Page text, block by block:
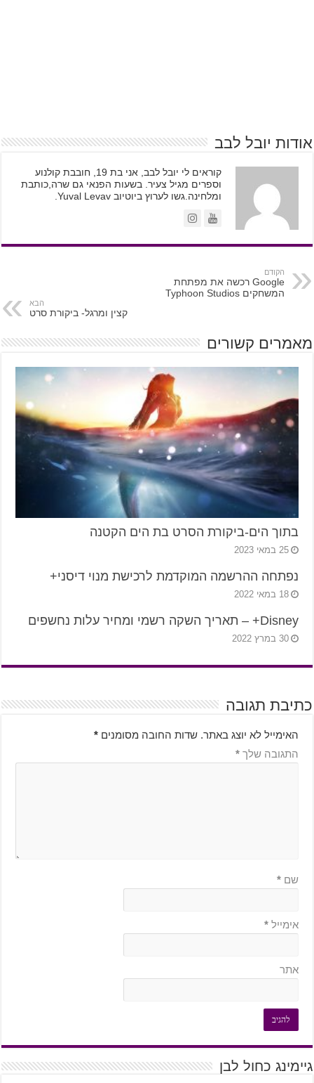
אודות יובל לבב
קוראים לי יובל לבב, אני בת 19, חובבת קולנוע
וספרים מגיל צעיר. בשעות הפנאי גם שרה,כותבת
ומלחינה.גשו לערוץ ביוטיוב Yuval Levav.
הקודם
Google רכשה את מפתחת
המשחקים Typhoon Studios
הבא
קצין ומרגל- ביקורת סרט
מאמרים קשורים
בתוך הים-ביקורת הסרט בת הים הקטנה
25 במאי 2023
נפתחה ההרשמה המוקדמת לרכישת מנוי דיסני+
18 במאי 2022
Disney+ – תאריך השקה רשמי ומחיר עלות נחשפים
30 במרץ 2022
כתיבת תגובה
האימייל לא יוצג באתר. שדות החובה מסומנים *
התגובה שלך *
שם *
אימייל *
אתר
גיימינג כחול לבן